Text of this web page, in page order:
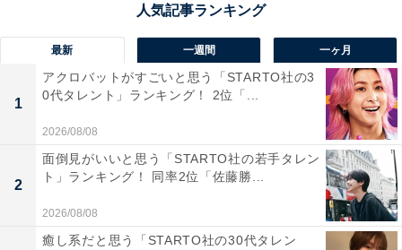
性／滋賀県）、「橋本さんが好きなのと、自分も医療従
があります」（30代女性／神奈川県）などの意見が寄せ
られました。
『ヤンドク！』に関する商品をAmazonで見る
最新 一週間 一ヶ月
1
アクロバットがすごいと思う「STARTO社の3
0代タレント」ランキング！ 2位「...
2026/08/08
2
面倒見がいいと思う「STARTO社の若手タレン
ト」ランキング！ 同率2位「佐藤勝...
2026/08/08
癒し系だと思う「STARTO社の30代タレン